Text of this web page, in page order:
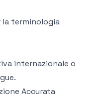
la terminologia
internazionale o
Accurata